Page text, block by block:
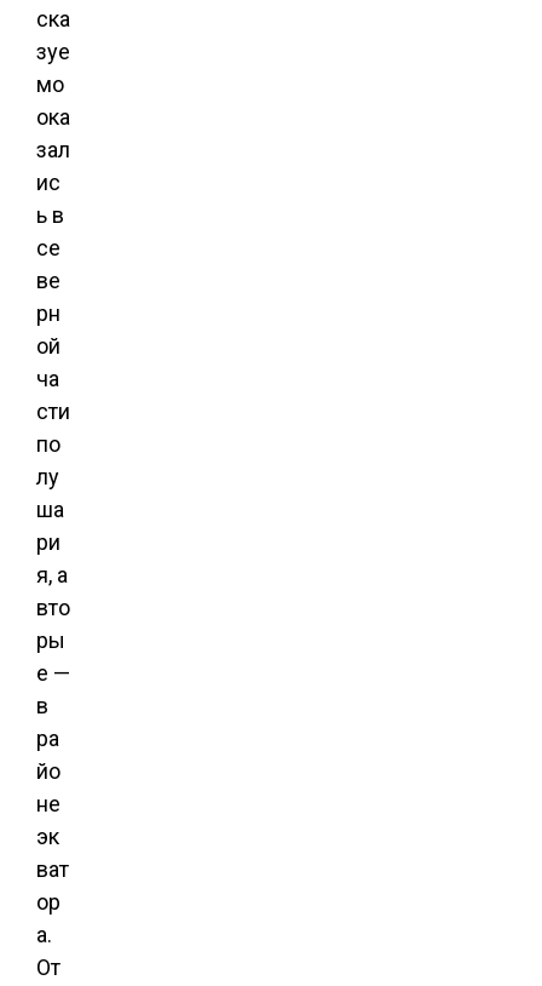
ска
зуе
мо
ока
зал
ис
ь в
се
ве
рн
ой
ча
сти
по
лу
ша
ри
я, а
вто
ры
е —
в
ра
йо
не
эк
ват
ор
а.
От